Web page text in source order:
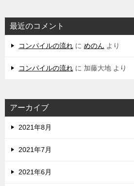
最近のコメント
コンパイルの流れ に めのん より
コンパイルの流れ に 加藤大地 より
アーカイブ
2021年8月
2021年7月
2021年6月